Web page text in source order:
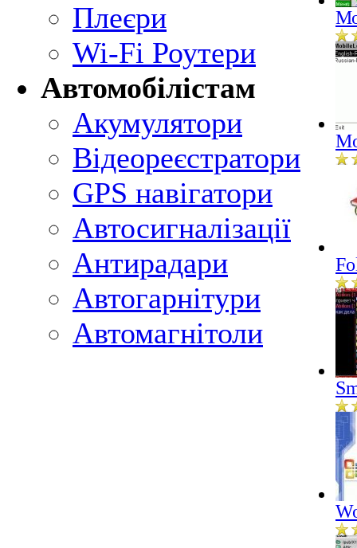
Плеєри
Wi-Fi Роутери
Автомобілістам
Акумулятори
Відеореєстратори
GPS навігатори
Автосигналізації
Антирадари
Автогарнітури
Автомагнітоли